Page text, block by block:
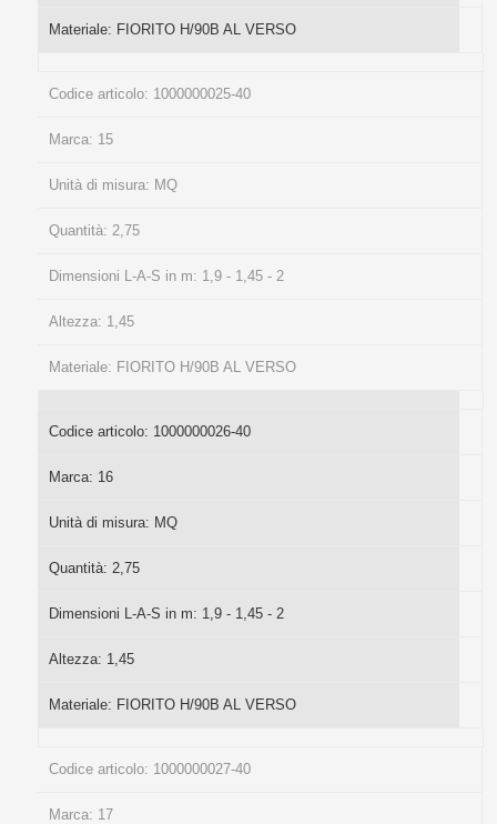
Materiale: FIORITO H/90B AL VERSO
Codice articolo: 1000000025-40
Marca: 15
Unità di misura: MQ
Quantità: 2,75
Dimensioni L-A-S in m: 1,9 - 1,45 - 2
Altezza: 1,45
Materiale: FIORITO H/90B AL VERSO
Codice articolo: 1000000026-40
Marca: 16
Unità di misura: MQ
Quantità: 2,75
Dimensioni L-A-S in m: 1,9 - 1,45 - 2
Altezza: 1,45
Materiale: FIORITO H/90B AL VERSO
Codice articolo: 1000000027-40
Marca: 17